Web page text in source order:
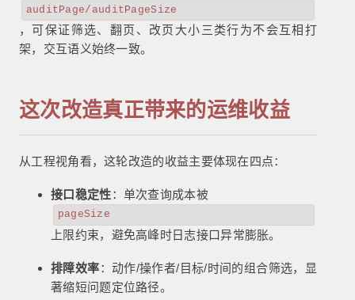
auditPage/auditPageSize
，可保证筛选、翻页、改页大小三类行为不会互相打
架，交互语义始终一致。
这次改造真正带来的运维收益
从工程视角看，这轮改造的收益主要体现在四点：
接口稳定性：单次查询成本被
pageSize
上限约束，避免高峰时日志接口异常膨胀。
排障效率：动作/操作者/目标/时间的组合筛选，显
著缩短问题定位路径。